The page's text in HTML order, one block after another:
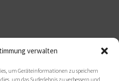
verwalten
um Geräteinformationen zu speichern
um das Surferlebnis zu verbessern und